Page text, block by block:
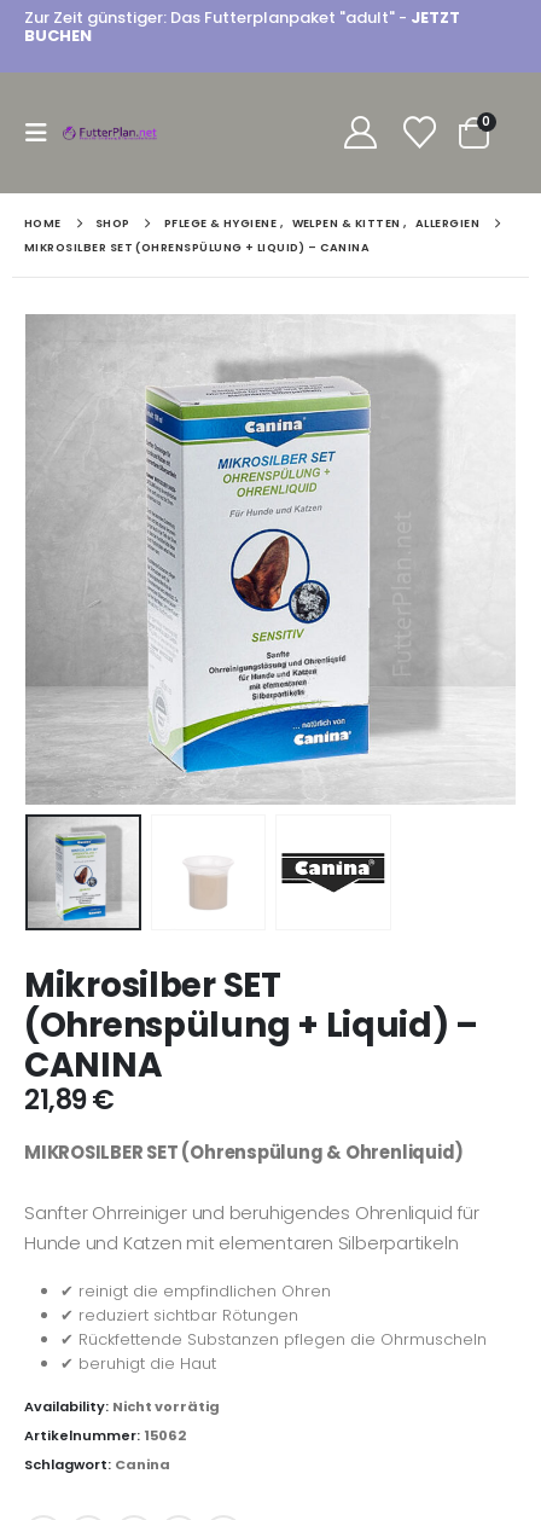
Zur Zeit günstiger: Das Futterplanpaket "adult" - JETZT
BUCHEN
0
HOME SHOP PFLEGE & HYGIENE , WELPEN & KITTEN ,
ALLERGIEN
MIKROSILBER SET (OHRENSPÜLUNG + LIQUID) – CANINA
Mikrosilber SET
(Ohrenspülung + Liquid) –
CANINA
21,89€
MIKROSILBER SET (Ohrenspülung & Ohrenliquid)
Sanfter Ohrreiniger und beruhigendes Ohrenliquid für
Hunde und Katzen mit elementaren Silberpartikeln
✔ reinigt die empfindlichen Ohren
✔ reduziert sichtbar Rötungen
✔ Rückfettende Substanzen pflegen die Ohrmuscheln
✔ beruhigt die Haut
Availability: Nicht vorrätig
Artikelnummer: 15062
Schlagwort: Canina